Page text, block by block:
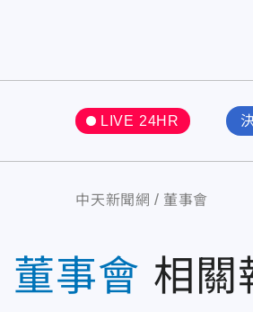
LIVE 24HR
中天新聞網 董事會
董事會 相關